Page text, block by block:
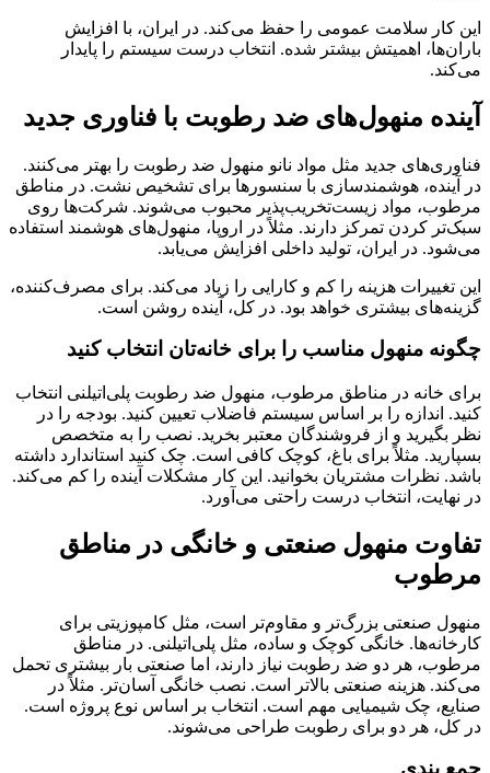
این کار سلامت عمومی را حفظ می‌کند. در ایران، با افزایش
باران‌ها، اهمیتش بیشتر شده. انتخاب درست سیستم را پایدار
می‌کند.
آینده منهول‌های ضد رطوبت با فناوری جدید
فناوری‌های جدید مثل مواد نانو منهول ضد رطوبت را بهتر می‌کنند.
در آینده، هوشمندسازی با سنسورها برای تشخیص نشت. در مناطق
مرطوب، مواد زیست‌تخریب‌پذیر محبوب می‌شوند. شرکت‌ها روی
سبک‌تر کردن تمرکز دارند. مثلاً در اروپا، منهول‌های هوشمند استفاده
می‌شود. در ایران، تولید داخلی افزایش می‌یابد.
این تغییرات هزینه را کم و کارایی را زیاد می‌کند. برای مصرف‌کننده،
گزینه‌های بیشتری خواهد بود. در کل، آینده روشن است.
چگونه منهول مناسب را برای خانه‌تان انتخاب کنید
برای خانه در مناطق مرطوب، منهول ضد رطوبت پلی‌اتیلنی انتخاب
کنید. اندازه را بر اساس سیستم فاضلاب تعیین کنید. بودجه را در
نظر بگیرید و از فروشندگان معتبر بخرید. نصب را به متخصص
بسپارید. مثلاً برای باغ، کوچک کافی است. چک کنید استاندارد داشته
باشد. نظرات مشتریان بخوانید. این کار مشکلات آینده را کم می‌کند.
در نهایت، انتخاب درست راحتی می‌آورد.
تفاوت منهول صنعتی و خانگی در مناطق
مرطوب
منهول صنعتی بزرگ‌تر و مقاوم‌تر است، مثل کامپوزیتی برای
کارخانه‌ها. خانگی کوچک و ساده، مثل پلی‌اتیلنی. در مناطق
مرطوب، هر دو ضد رطوبت نیاز دارند، اما صنعتی بار بیشتری تحمل
می‌کند. هزینه صنعتی بالاتر است. نصب خانگی آسان‌تر. مثلاً در
صنایع، چک شیمیایی مهم است. انتخاب بر اساس نوع پروژه است.
در کل، هر دو برای رطوبت طراحی می‌شوند.